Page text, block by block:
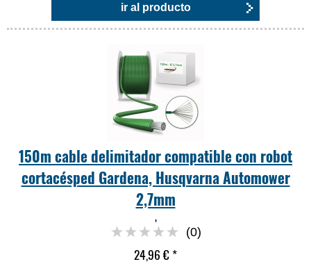
ir al producto
150m cable delimitador compatible con robot
cortacésped Gardena, Husqvarna Automower
2,7mm
,
(0)
24,96 €*